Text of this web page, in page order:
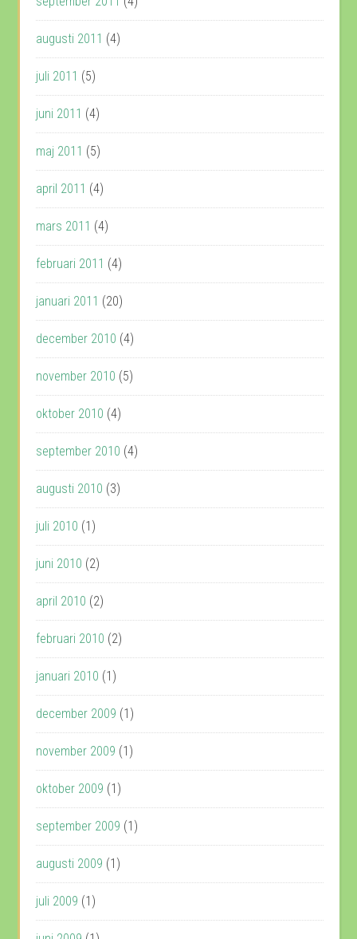
augusti 2011 (4)
juli 2011 (5)
juni 2011 (4)
maj 2011 (5)
april 2011 (4)
mars 2011 (4)
februari 2011 (4)
januari 2011 (20)
december 2010 (4)
november 2010 (5)
oktober 2010 (4)
september 2010 (4)
augusti 2010 (3)
juli 2010 (1)
juni 2010 (2)
april 2010 (2)
februari 2010 (2)
januari 2010 (1)
december 2009 (1)
november 2009 (1)
oktober 2009 (1)
september 2009 (1)
augusti 2009 (1)
juli 2009 (1)